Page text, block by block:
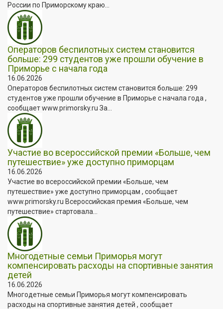
России по Приморскому краю...
Операторов беспилотных систем становится
больше: 299 студентов уже прошли обучение в
Приморье с начала года
16.06.2026
Операторов беспилотных систем становится больше: 299
студентов уже прошли обучение в Приморье с начала года ,
сообщает www.primorsky.ru За...
Участие во всероссийской премии «Больше, чем
путешествие» уже доступно приморцам
16.06.2026
Участие во всероссийской премии «Больше, чем
путешествие» уже доступно приморцам , сообщает
www.primorsky.ru Всероссийская премия «Больше, чем
путешествие» стартовала...
Многодетные семьи Приморья могут
компенсировать расходы на спортивные занятия
детей
16.06.2026
Многодетные семьи Приморья могут компенсировать
расходы на спортивные занятия детей , сообщает